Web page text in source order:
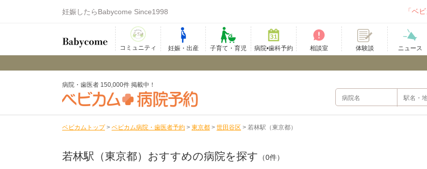
妊娠したらBabycome Since1998 「ベ
コミュニティ 妊娠・出産 子育て・育児 病院•歯科予約 相談室 体験談 ニュース
病院・歯医者 150,000件 掲載中！
ベビカムトップ > ベビカム病院・歯医者予約 > 東京都 > 世田谷区 > 若林駅（東京都）
若林駅（東京都）おすすめの病院を探す （0件）